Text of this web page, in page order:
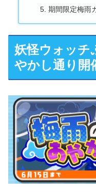
期間限定梅雨
妖怪ウォッ
やかし通り開